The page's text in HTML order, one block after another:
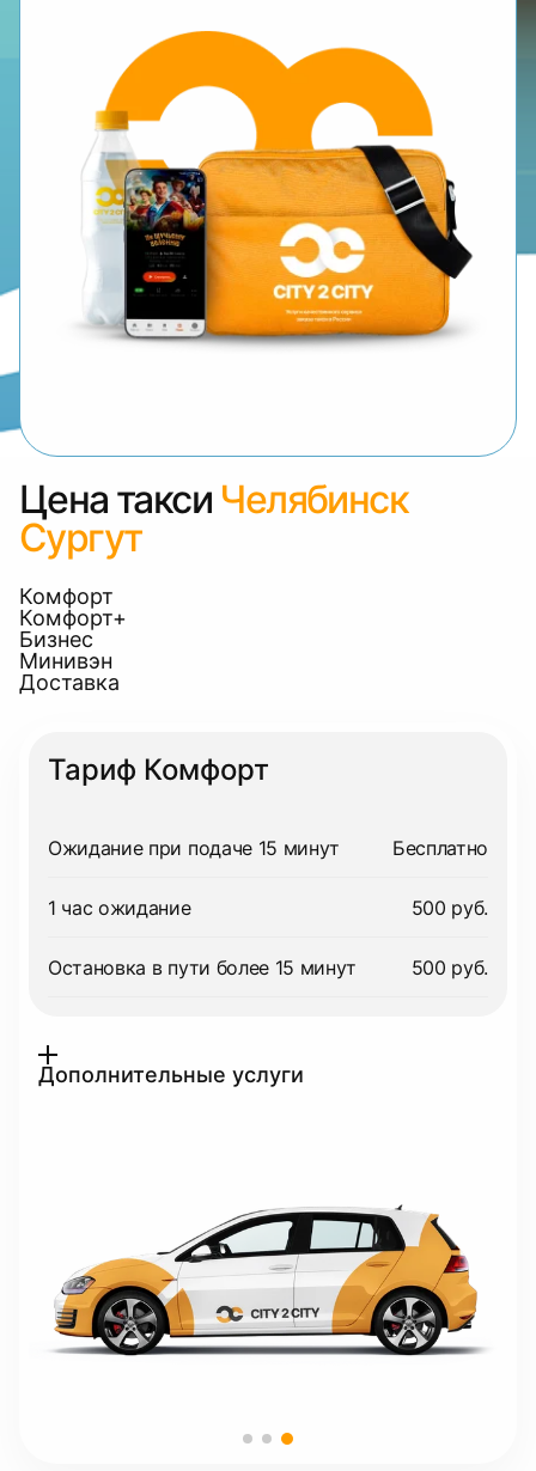
Цена такси Челябинск
Сургут
Комфорт
Комфорт+
Бизнес
Минивэн
Доставка
Тариф Комфорт
Ожидание при подаче 15 минут Бесплатно
1 час ожидание 500 руб.
Остановка в пути более 15 минут 500 руб.
Дополнительные услуги